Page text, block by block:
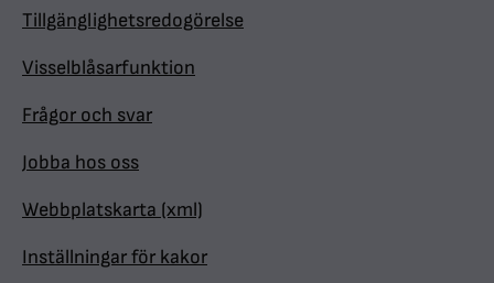
Tillgänglighetsredogörelse
Visselblåsarfunktion
Frågor och svar
Jobba hos oss
Webbplatskarta (xml)
Inställningar för kakor